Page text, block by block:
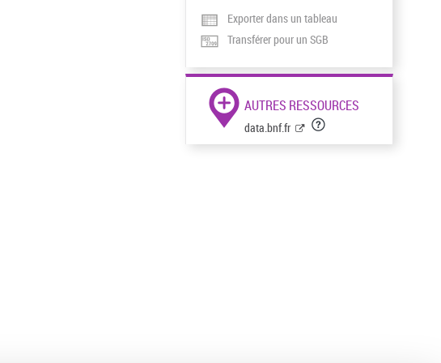
Exporter dans un tableau
Transférer pour un SGB
AUTRES RESSOURCES
data.bnf.fr